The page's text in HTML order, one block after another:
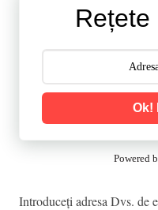
Rețete
Ok!
Powered
Introduceţi adresa Dvs. de